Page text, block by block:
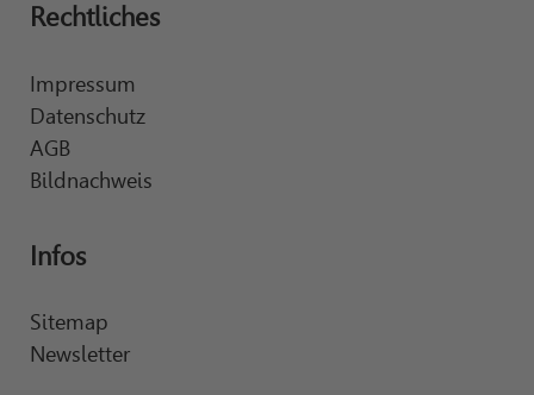
Rechtliches
Impressum
Datenschutz
AGB
Bildnachweis
Infos
Sitemap
Newsletter